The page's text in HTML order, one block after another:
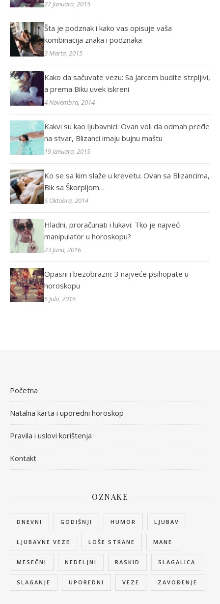
27 Januara, 2015
Šta je podznak i kako vas opisuje vaša
kombinacija znaka i podznaka
3 Marta, 2015
Kako da sačuvate vezu: Sa Jarcem budite strpljivi,
a prema Biku uvek iskreni
4 Novembra, 2014
Kakvi su kao ljubavnici: Ovan voli da odmah pređe
na stvar, Blizanci imaju bujnu maštu
19 Januara, 2015
Ko se sa kim slaže u krevetu: Ovan sa Blizancima,
Bik sa Škorpijom…
6 Oktobra, 2014
Hladni, proračunati i lukavi: Tko je najveći
manipulator u horoskopu?
23 Juna, 2016
Opasni i bezobrazni: 3 najveće psihopate u
horoskopu
5 Jula, 2016
Početna
Natalna karta i uporedni horoskop
Pravila i uslovi korištenja
Kontakt
OZNAKE
DNEVNI GODIŠNJI HUMOR LJUBAV
LJUBAVNE VEZE LOŠE STRANE MANE
MESEČNI NEDELJNI RASKID SLAGALICA
SLAGANJE UPOREDNI VEZE ZAVOĐENJE